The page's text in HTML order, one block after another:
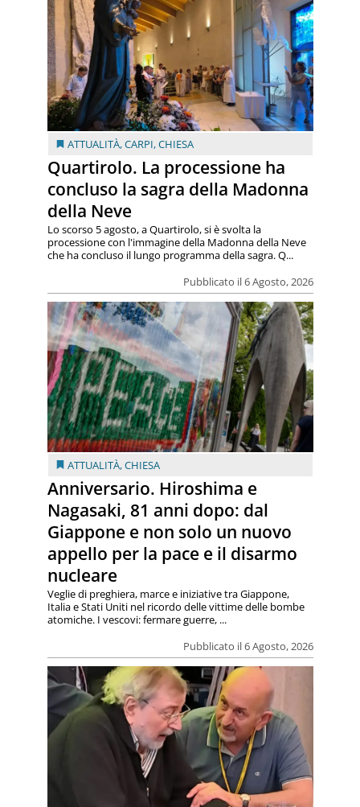
ATTUALITÀ,CARPI,CHIESA
Quartirolo. La processione ha
concluso la sagra della Madonna
della Neve
Pubblicato il 6 Agosto, 2026
Lo scorso 5 agosto, a Quartirolo, si è svolta la
processione con l'immagine della Madonna della Neve
che ha concluso il lungo programma della sagra. Q...
ATTUALITÀ,CHIESA
Anniversario. Hiroshima e
Nagasaki, 81 anni dopo: dal
Giappone e non solo un nuovo
appello per la pace e il disarmo
nucleare
Pubblicato il 6 Agosto, 2026
Veglie di preghiera, marce e iniziative tra Giappone,
Italia e Stati Uniti nel ricordo delle vittime delle bombe
atomiche. I vescovi: fermare guerre, ...